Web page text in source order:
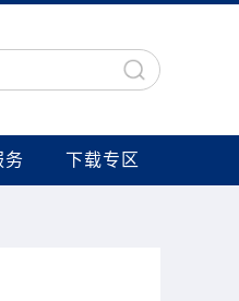
务 下载专区